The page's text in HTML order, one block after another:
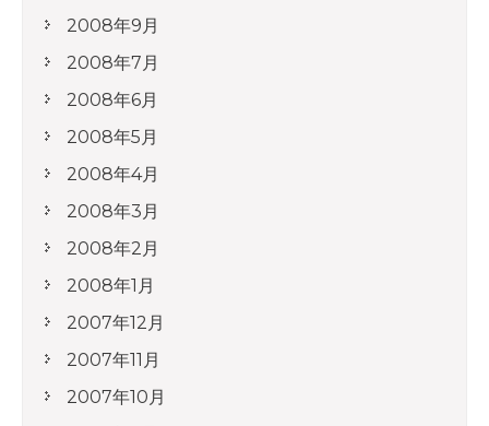
2008年9月
2008年7月
2008年6月
2008年5月
2008年4月
2008年3月
2008年2月
2008年1月
2007年12月
2007年11月
2007年10月